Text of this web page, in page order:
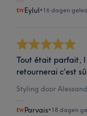
Eylul•16 dagen
Tout était parfait, l
retournerai c'est
Styling door
Parvais•18 dagen